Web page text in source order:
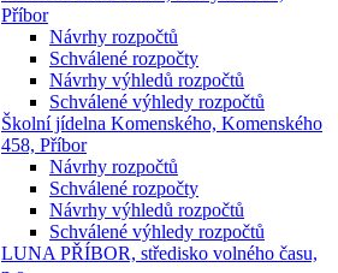
Příbor
Návrhy rozpočtů
Schválené rozpočty
Návrhy výhledů rozpočtů
Schválené výhledy rozpočtů
Školní jídelna Komenského, Komenského
458, Příbor
Návrhy rozpočtů
Schválené rozpočty
Návrhy výhledů rozpočtů
Schválené výhledy rozpočtů
LUNA PŘÍBOR, středisko volného času,